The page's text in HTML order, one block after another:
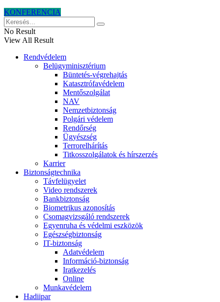
KONFERENCIA
No Result
View All Result
Rendvédelem
Belügyminisztérium
Büntetés-végrehajtás
Katasztrófavédelem
Mentőszolgálat
NAV
Nemzetbiztonság
Polgári védelem
Rendőrség
Ügyészség
Terrorelhárítás
Titkosszolgálatok és hírszerzés
Karrier
Biztonságtechnika
Távfelügyelet
Video rendszerek
Bankbiztonság
Biometrikus azonosítás
Csomagvizsgáló rendszerek
Egyenruha és védelmi eszközök
Egészségbiztonság
IT-biztonság
Adatvédelem
Információ-biztonság
Iratkezelés
Online
Munkavédelem
Hadiipar